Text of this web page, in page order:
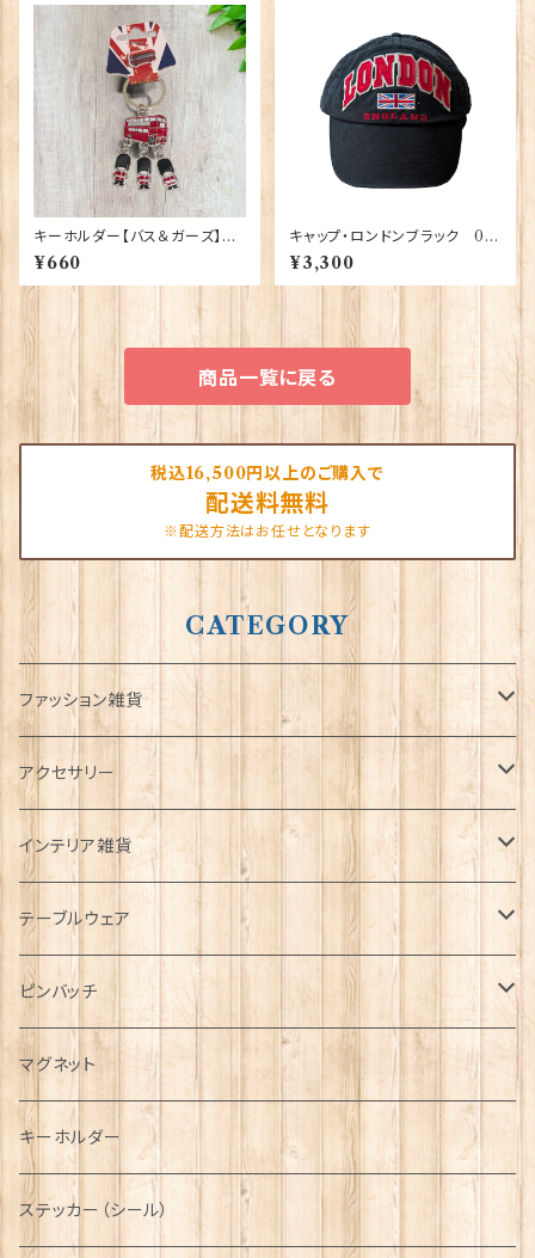
キーホルダー【バス＆ガーズ】A&
S Gift 90425
¥660
キャップ・ロンドンブラック 00
195
¥3,300
商品一覧に戻る
税込16,500円以上のご購入で
配送料無料
※配送方法はお任せとなります
CATEGORY
ファッション雑貨
タータンネクタイ
帽子
キャップ
ハンチング帽
キャスケット
ディアストーカー
ニット帽
Tシャツ
マフラー
タータン【Bronte by Moon】
タータン【Glencroft】
ボタンラップマフラー【Aran Traditions】
サッシュ
スカーフ
ファッションマスク
アクセサリー
ORTAK
ブローチ
ペンダント
チャーム
その他のアクセサリー
インテリア雑貨
インテリア置物
ラブスプーン
ラブスプーン【SION LLEWELLYN】
ラブスプーン【PAUL CURTIS】
ファブリック
テーブルウェア
ティータオル
ペーパーナプキン
ティーコジー
その他テーブルウェア
ピンバッチ
ジェネラルデザイン
乗り物
動物＆植物
ミリタリー
NAVY
ピューター
マグネット
キーホルダー
ステッカー（シール）